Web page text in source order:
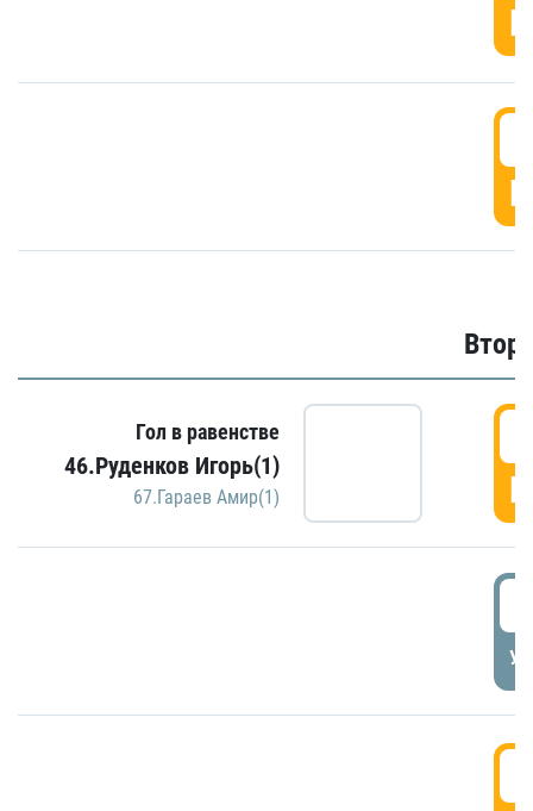
Гол в равенстве
46.Руденков Игорь(1)
67.Гараев Амир(1)